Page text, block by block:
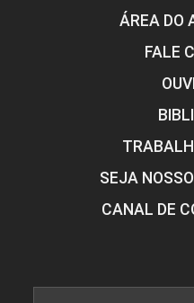
ÁREA DO
FALE
SEJA
CANAL DE